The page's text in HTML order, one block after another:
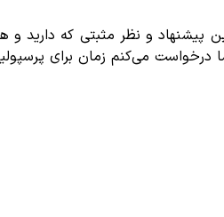
و نظر مثبتی که دارید و
درخواست می‌کنم زمان برای